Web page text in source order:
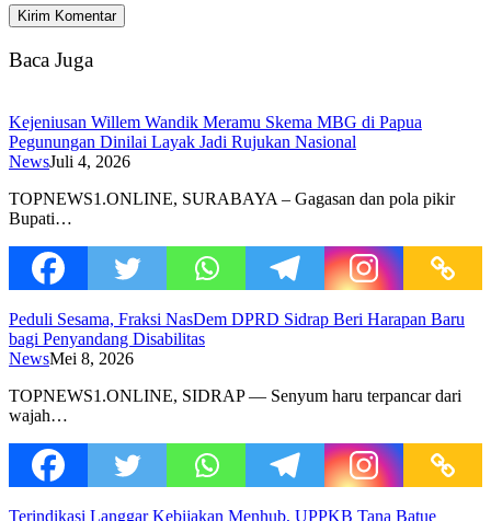
Baca Juga
Kejeniusan Willem Wandik Meramu Skema MBG di Papua
Pegunungan Dinilai Layak Jadi Rujukan Nasional
NewsJuli 4, 2026
TOPNEWS1.ONLINE, SURABAYA – Gagasan dan pola pikir
Bupati…
Peduli Sesama, Fraksi NasDem DPRD Sidrap Beri Harapan Baru
bagi Penyandang Disabilitas
NewsMei 8, 2026
TOPNEWS1.ONLINE, SIDRAP — Senyum haru terpancar dari
wajah…
Terindikasi Langgar Kebijakan Menhub, UPPKB Tana Batue